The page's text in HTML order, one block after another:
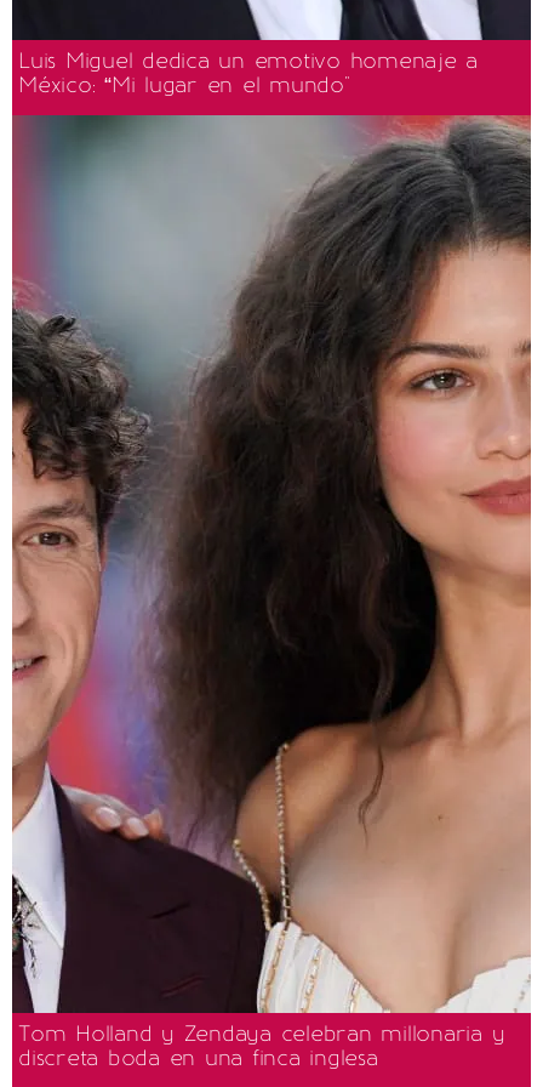
Luis Miguel dedica un emotivo homenaje a
México: “Mi lugar en el mundo"
Tom Holland y Zendaya celebran millonaria y
discreta boda en una finca inglesa